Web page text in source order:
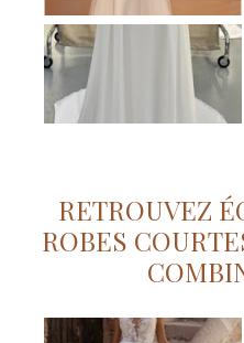
RETROUVEZ
ROBES